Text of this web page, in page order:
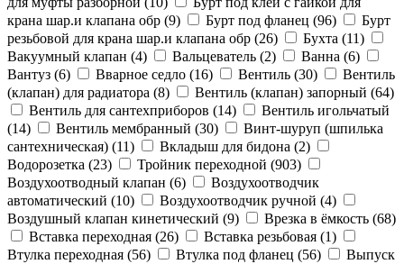
крана шар.и клапана обр (9) Бурт под фланец (96)
Бурт
резьбовой для крана шар.и клапана обр (26) Бухта (11)
Вакуумный клапан (4) Вальцеватель (2) Ванна (6)
Вантуз (6) Вварное седло (16) Вентиль (30)
Вентиль
(клапан) для радиатора (8) Вентиль (клапан) запорный (64)
Вентиль для сантехприборов (14)
Вентиль игольчатый
(14) Вентиль мембранный (30)
Винт-шуруп (шпилька
сантехническая) (11) Вкладыш для бидона (2)
Водорозетка (23) Тройник переходной (903)
Воздухоотводный клапан (6)
Воздухоотводчик
автоматический (10) Воздухоотводчик ручной (4)
Воздушный клапан кинетический (9) Врезка в ёмкость (68)
Вставка переходная (26) Вставка резьбовая (1)
Втулка переходная (56) Втулка под фланец (56)
Выпуск